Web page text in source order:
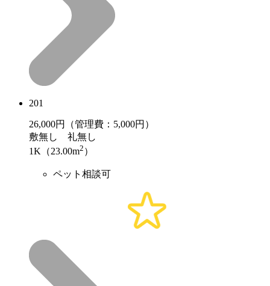
201
26,000円（管理費：5,000円）
敷無し 礼無し
1K（23.00m2 ）
ペット相談可